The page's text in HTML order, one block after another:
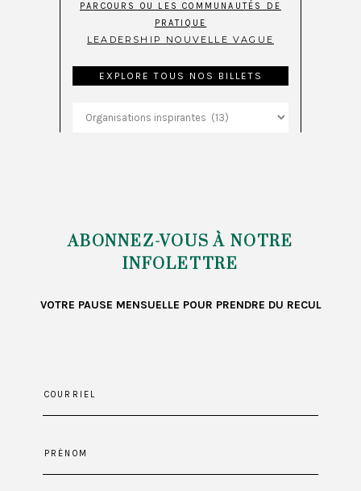
PARCOURS OU LES COMMUNAUTÉS DE
PRATIQUE
LEADERSHIP NOUVELLE VAGUE
EXPLORE TOUS NOS BILLETS
Explore
ABONNEZ-VOUS À NOTRE
INFOLETTRE
VOTRE PAUSE MENSUELLE POUR PRENDRE DU RECUL